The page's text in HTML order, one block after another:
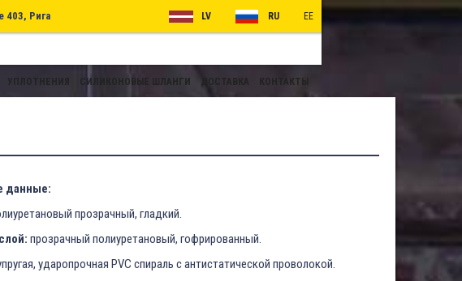
403, Рига LV RU EE
УПЛОТНЕНИЯ СИЛИКОНОВЫЕ ШЛАНГИ ДОСТАВКА КОНТАКТЫ
данные:
прозрачный, гладкий.
прозрачный полиуретановый, гофрированный.
ударопрочная PVC спираль с антистатической проволокой.